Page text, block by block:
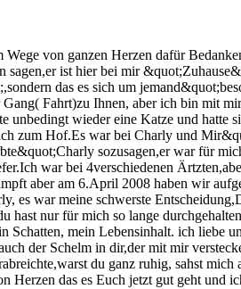
von ganzen Herzen dafür
sagen,er ist hier bei mir
das es sich um
Fahrt)zu Ihnen, aber ich bin mit
wieder eine Katze und
zum Hof.Es war bei Charly und
sozusagen,er war für
war bei 4verschiedenen
aber am 6.April 2008 haben wir
es war meine schwerste
nur für mich so lange
Schatten, mein Lebensinhalt. ich liebe
der Schelm in dir,der mit mir
du ganz ruhig, sahst
Herzen das es Euch jetzt gut geht